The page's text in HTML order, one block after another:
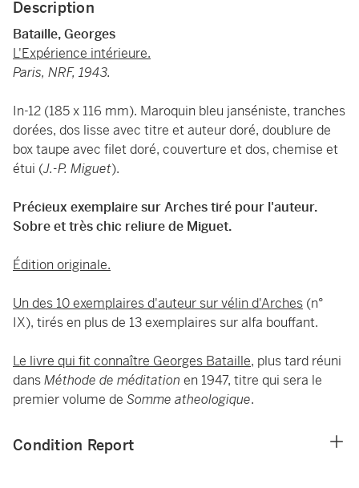
Description
Bataille, Georges
L'Expérience intérieure.
Paris, NRF, 1943.
In-12 (185 x 116 mm). Maroquin bleu janséniste, tranches
dorées, dos lisse avec titre et auteur doré, doublure de
box taupe avec filet doré, couverture et dos, chemise et
étui (J.-P. Miguet).
Précieux exemplaire sur Arches tiré pour l'auteur.
Sobre et très chic reliure de Miguet.
Édition originale.
Un des 10 exemplaires d'auteur sur vélin d'Arches (n°
IX), tirés en plus de 13 exemplaires sur alfa bouffant.
Le livre qui fit connaître Georges Bataille, plus tard réuni
dansMéthode de méditation en 1947, titre qui sera le
premier volume de Somme atheologique.
Condition Report